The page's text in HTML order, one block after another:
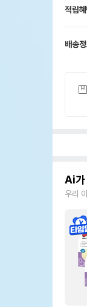
적립
배송
Ai가
우리